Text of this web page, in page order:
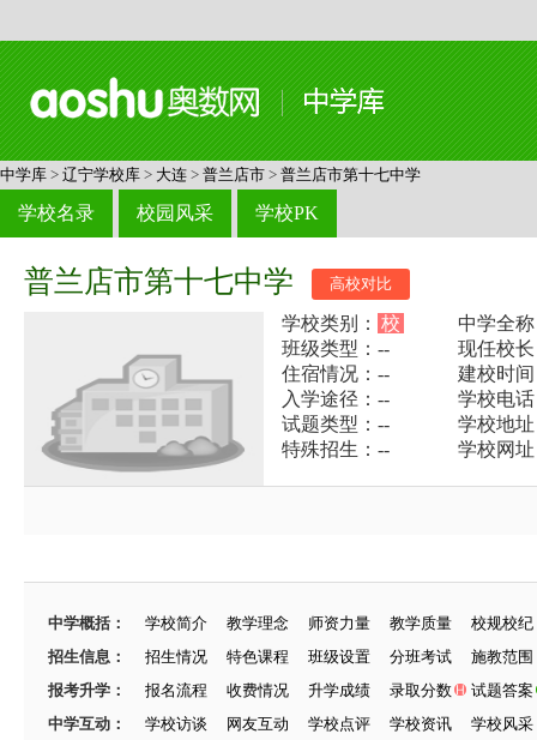
中学库 > 辽宁学校库 > 大连 > 普兰店市 > 普兰店市第十七中学
学校名录 校园风采 学校PK
普兰店市第十七中学 高校对比
学校类别： 校
中学全
班级类型：--
现任校
住宿情况：--
建校时
入学途径：--
学校电话
试题类型：--
学校地
特殊招生：--
学校网址
中学概括： 学校简介 教学理念 师资力量 教学质量
校规校纪
招生信息：
招生情况 特色课程 班级设置 分班考试
施教范围
报考升学：
报名流程 收费情况 升学成绩 录取分数
试题答案
中学互动：
学校访谈 网友互动 学校点评 学校资讯
学校风采